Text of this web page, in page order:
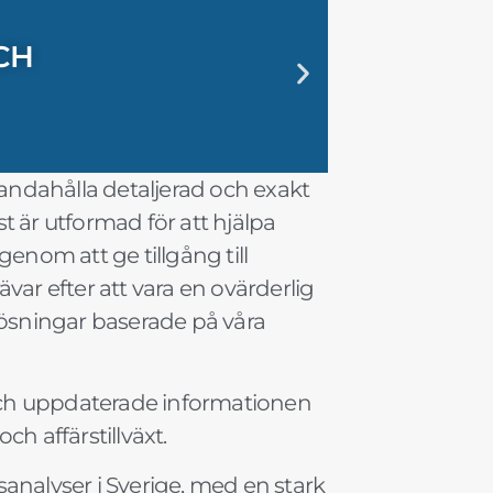
MED
OCH
MED
OCH
MED
OCH
detaljerad och exakt
är utformad för att hjälpa
att ge tillgång till
efter att vara en ovärderlig
baserade på våra
uppdaterade informationen
affärstillväxt.
i Sverige, med en stark